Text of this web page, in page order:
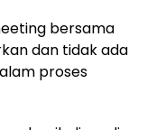
bersama
dan tidak ada
proses